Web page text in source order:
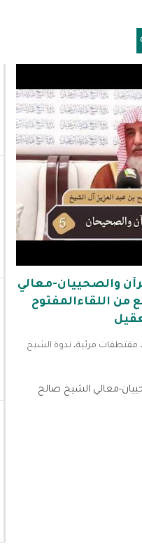
والصحييان-معالي
اللقاءالمفتوح
، مقتطفات مرئية، ندوة الشيخ
معالي الشيخ صالح